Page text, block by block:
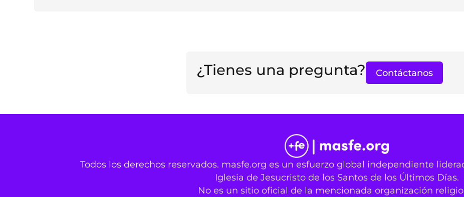
¿Tienes una pregunta? Contáctanos
Todos los derechos reservados. masfe.org es un esfuerzo global independiente
Iglesia de Jesucristo de los Santos de los Últimos Días.
No es un sitio oficial de la mencionada organización